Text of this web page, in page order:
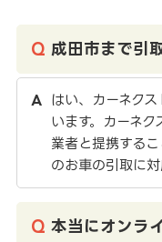
成田市まで引
はい、カーネク
います。カーネ
業者と提携する
のお車の引取に対
本当にオンラ